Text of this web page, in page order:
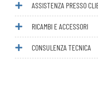
RICAMBI E ACCESSORI
CONSULENZA TECNICA